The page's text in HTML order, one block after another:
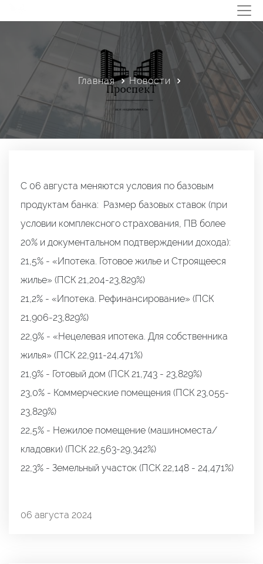
Главная Новости
С 06 августа меняются условия по базовым
продуктам банка: Размер базовых ставок (при
условии комплексного страхования, ПВ более
20% и документальном подтверждении дохода):
21,5% - «Ипотека. Готовое жилье и Строящееся
жилье» (ПСК 21,204-23,829%)
21,2% - «Ипотека. Рефинансирование» (ПСК
21,906-23,829%)
22,9% - «Нецелевая ипотека. Для собственника
жилья» (ПСК 22,911-24,471%)
21,9% - Готовый дом (ПСК 21,743 - 23,829%)
23,0% - Коммерческие помещения (ПСК 23,055-
23,829%)
22,5% - Нежилое помещение (машиноместа/
кладовки) (ПСК 22,563-29,342%)
22,3% - Земельный участок (ПСК 22,148 - 24,471%)
06 августа 2024